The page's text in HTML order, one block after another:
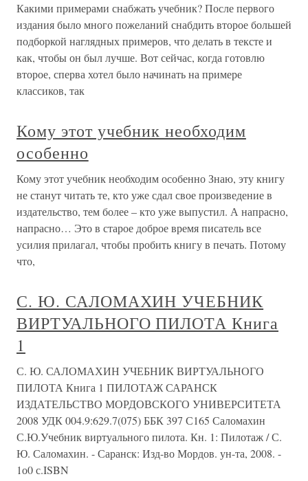
Какими примерами снабжать учебник? После первого
издания было много пожеланий снабдить второе большей
подборкой наглядных примеров, что делать в тексте и
как, чтобы он был лучше. Вот сейчас, когда готовлю
второе, сперва хотел было начинать на примере
классиков, так
Кому этот учебник необходим
особенно
Кому этот учебник необходим особенно Знаю, эту книгу
не станут читать те, кто уже сдал свое произведение в
издательство, тем более – кто уже выпустил. А напрасно,
напрасно… Это в старое доброе время писатель все
усилия прилагал, чтобы пробить книгу в печать. Потому
что,
С. Ю. САЛОМАХИН УЧЕБНИК
ВИРТУАЛЬНОГО ПИЛОТА Книга
1
С. Ю. САЛОМАХИН УЧЕБНИК ВИРТУАЛЬНОГО
ПИЛОТА Книга 1 ПИЛОТАЖ САРАНСК
ИЗДАТЕЛЬСТВО МОРДОВСКОГО УНИВЕРСИТЕТА
2008 УДК 004.9:629.7(075) ББК 397 С165 Саломахин
С.Ю.Учебник виртуального пилота. Кн. 1: Пилотаж / С.
Ю. Саломахин. - Саранск: Изд-во Мордов. ун-та, 2008. -
1о0 с.ISBN